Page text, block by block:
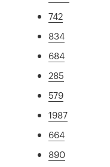
742
834
684
285
579
1987
664
890